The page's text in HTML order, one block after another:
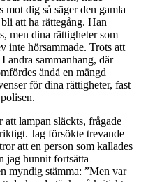
mot dig så säger den gamla
att ha rättegång. Han
men dina rättigheter som
inte hörsammade. Trots att
I andra sammanhang, där
ändå en mängd
för dina rättigheter, fast
att lampan släckts, frågade
Jag försökte trevande
att en person som kallades
jag hunnit fortsätta
myndig stämma: ”Men var